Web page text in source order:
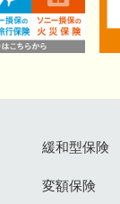
緩和型保険
変額保険